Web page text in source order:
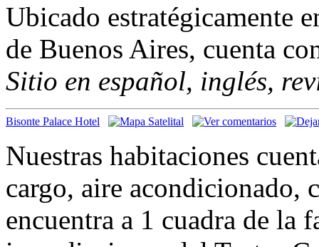
Ubicado estratégicamente
de Buenos Aires, cuenta
Sitio en español, inglés,
Bisonte Palace Hotel
Nuestras habitaciones
cargo, aire acondicionado,
encuentra a 1 cuadra de la